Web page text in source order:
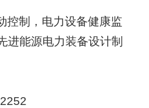
控制，电力设备健康监
进能源电力装备设计制